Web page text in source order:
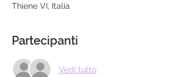
Thiene VI, Italia
Partecipanti
Vedi tutto